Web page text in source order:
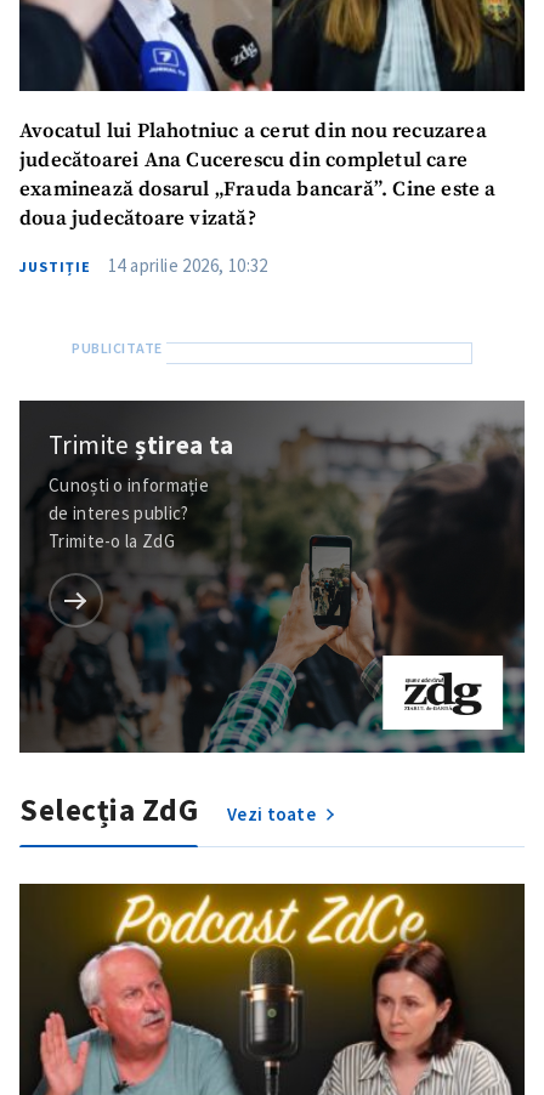
Avocatul lui Plahotniuc a cerut din nou recuzarea
judecătoarei Ana Cucerescu din completul care
examinează dosarul „Frauda bancară”. Cine este a
doua judecătoare vizată?
JUSTIȚIE 14 aprilie 2026, 10:32
Trimiteștirea ta
Cunoști o informație
de interes public?
Trimite-o la ZdG
Selecția ZdG Vezi toate